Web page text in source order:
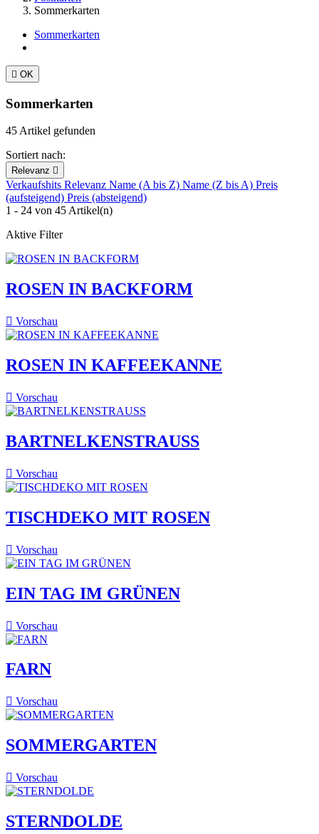
Sommerkarten
Sommerkarten
 OK
Sommerkarten
45 Artikel gefunden
Sortiert nach:
Relevanz 
Verkaufshits Relevanz Name (A bis Z) Name (Z bis A) Preis
(aufsteigend) Preis (absteigend)
1 - 24 von 45 Artikel(n)
Aktive Filter
ROSEN IN BACKFORM
 Vorschau
ROSEN IN KAFFEEKANNE
 Vorschau
BARTNELKENSTRAUSS
 Vorschau
TISCHDEKO MIT ROSEN
 Vorschau
EIN TAG IM GRÜNEN
 Vorschau
FARN
 Vorschau
SOMMERGARTEN
 Vorschau
STERNDOLDE